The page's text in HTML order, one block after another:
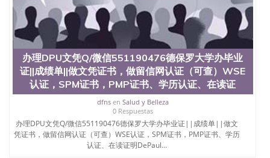
办理DPU文凭Q/微信551190476德保罗大学办毕业
证||成绩单||做文凭证书，做留信网认证（可查）WSE
认证，SPM证书，PMP证书、学历认证、在读证
dfnsen Salud y Belleza
0 Respuestas
办理DPU文凭Q/微信551190476德保罗大学办毕业证||成绩单||做文
凭证书，做留信网认证（可查）WSE认证，SPM证书，PMP证书、学历
认证、在读证明DePaul...